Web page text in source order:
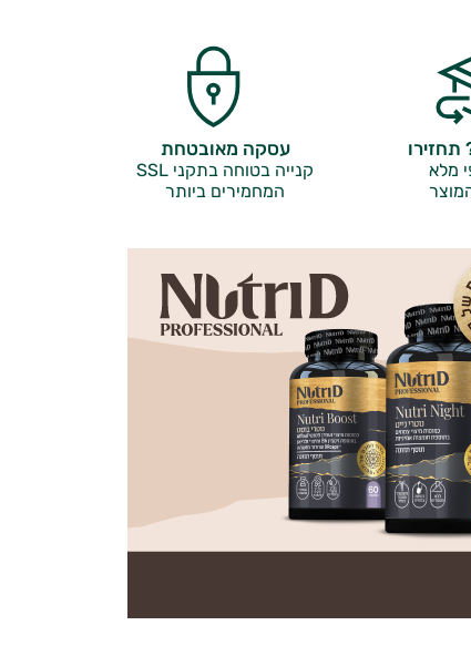
מלא
עסקה מאובטחת
קנייה בטוחה בתקני SSL
המחמירים ביותר